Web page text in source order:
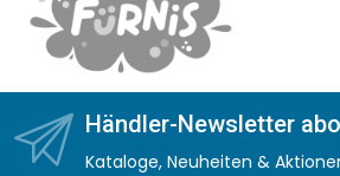
Händler-Newsletter
Kataloge, Neuheiten &